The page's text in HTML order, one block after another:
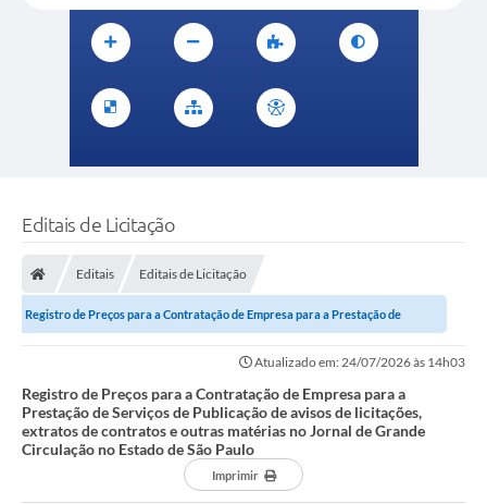
Editais de Licitação
Editais Editais de Licitação
Registro de Preços para a Contratação de Empresa para a Prestação de
Atualizado em: 24/07/2026 às 14h03
Registro de Preços para a Contratação de Empresa para a
Prestação de Serviços de Publicação de avisos de licitações,
extratos de contratos e outras matérias no Jornal de Grande
Circulação no Estado de São Paulo
Imprimir